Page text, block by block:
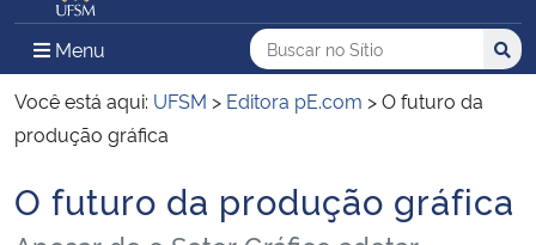
Ministério da Defesa
Ministério das Relações Exteriores
Ministério da Infraestrutura
Menu Menu Principal do Sítio
Busca
Buscar no no Sítio
Busca:
Você está aqui: UFSM > Editora pE.com >O futuro da
produção gráfica
Início do conteúdo
O futuro da produção gráfica